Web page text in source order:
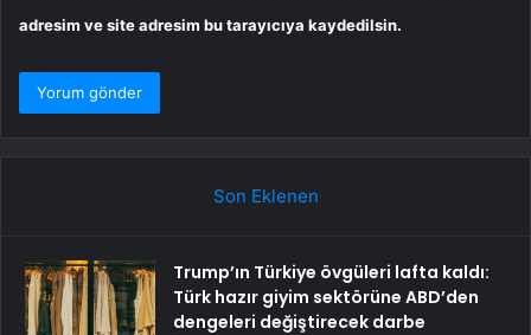
adresim ve site adresim bu tarayıcıya kaydedilsin.
Son Eklenen
Trump’ın Türkiye övgüleri lafta kaldı:
Türk hazır giyim sektörüne ABD’den
dengeleri değiştirecek darbe